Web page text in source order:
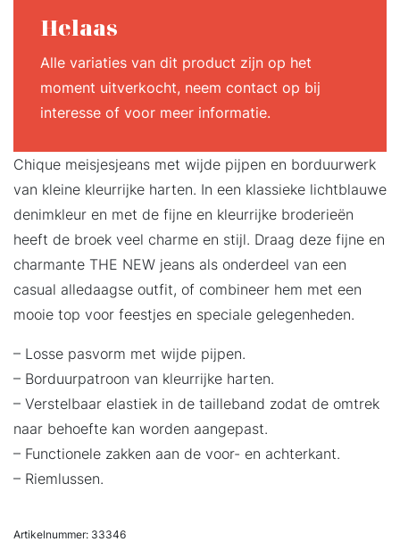
Helaas
Alle variaties van dit product zijn op het
moment uitverkocht, neem contact op bij
interesse of voor meer informatie.
Chique meisjesjeans met wijde pijpen en borduurwerk
van kleine kleurrijke harten. In een klassieke lichtblauwe
denimkleur en met de fijne en kleurrijke broderieën
heeft de broek veel charme en stijl. Draag deze fijne en
charmante THE NEW jeans als onderdeel van een
casual alledaagse outfit, of combineer hem met een
mooie top voor feestjes en speciale gelegenheden.
– Losse pasvorm met wijde pijpen.
– Borduurpatroon van kleurrijke harten.
– Verstelbaar elastiek in de tailleband zodat de omtrek
naar behoefte kan worden aangepast.
– Functionele zakken aan de voor- en achterkant.
– Riemlussen.
Artikelnummer: 33346